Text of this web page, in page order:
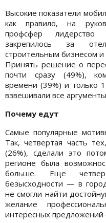
Высокие показатели
как правило, на
профсфер лидерство
закрепилось за
строительным бизнесом и
Принять решение о
почти сразу (49%),
времени (39%) и только
взвешивали все
Почему едут
Самые популярные
Так, четвертая часть
(26%), сделали это
регионе была
больше. Еще
безысходности — в
не смогли найти
желание
интересных предложений